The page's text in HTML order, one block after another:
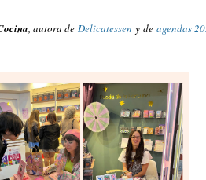
, autora de Delicatessen y de agendas